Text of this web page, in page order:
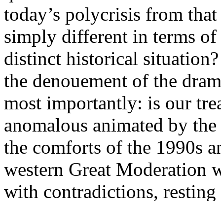
today’s polycrisis from
simply different in terms
distinct historical
the denouement of the
most importantly: is our
anomalous animated by
the comforts of the 1990s
western Great Moderation
with contradictions,